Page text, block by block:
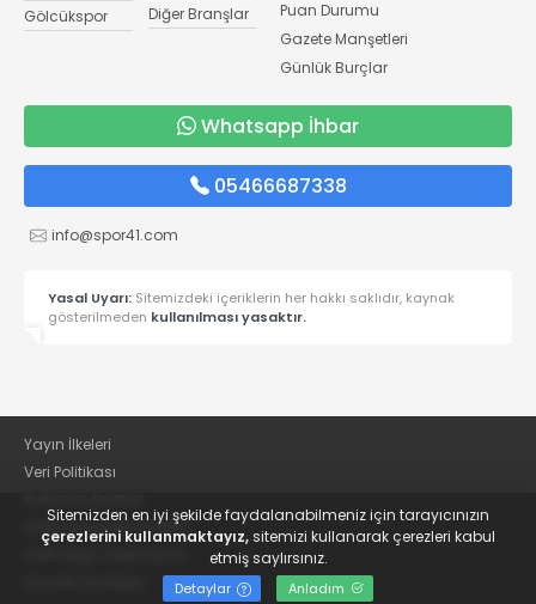
Gölcükspor
Diğer Branşlar
Puan Durumu
Gazete Manşetleri
Günlük Burçlar
Whatsapp İhbar
05466687338
info@spor41.com
Yasal Uyarı: Sitemizdeki içeriklerin her hakkı saklıdır, kaynak
gösterilmeden kullanılması yasaktır.
Yayın İlkeleri
Veri Politikası
KVKK Aydınlatma Metni
Sitemizden en iyi şekilde faydalanabilmeniz için tarayıcınızın
çerezlerini kullanmaktayız,sitemizi kullanarak çerezleri kabul
etmiş saylırsınız.
Detaylar Anladım